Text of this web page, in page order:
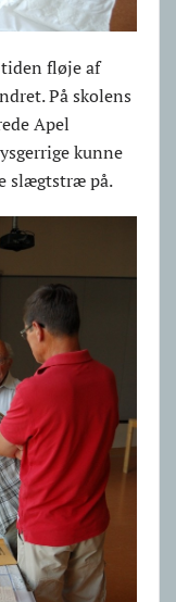
fløje af
På skolens
Apel
kunne
slægtstræ på.